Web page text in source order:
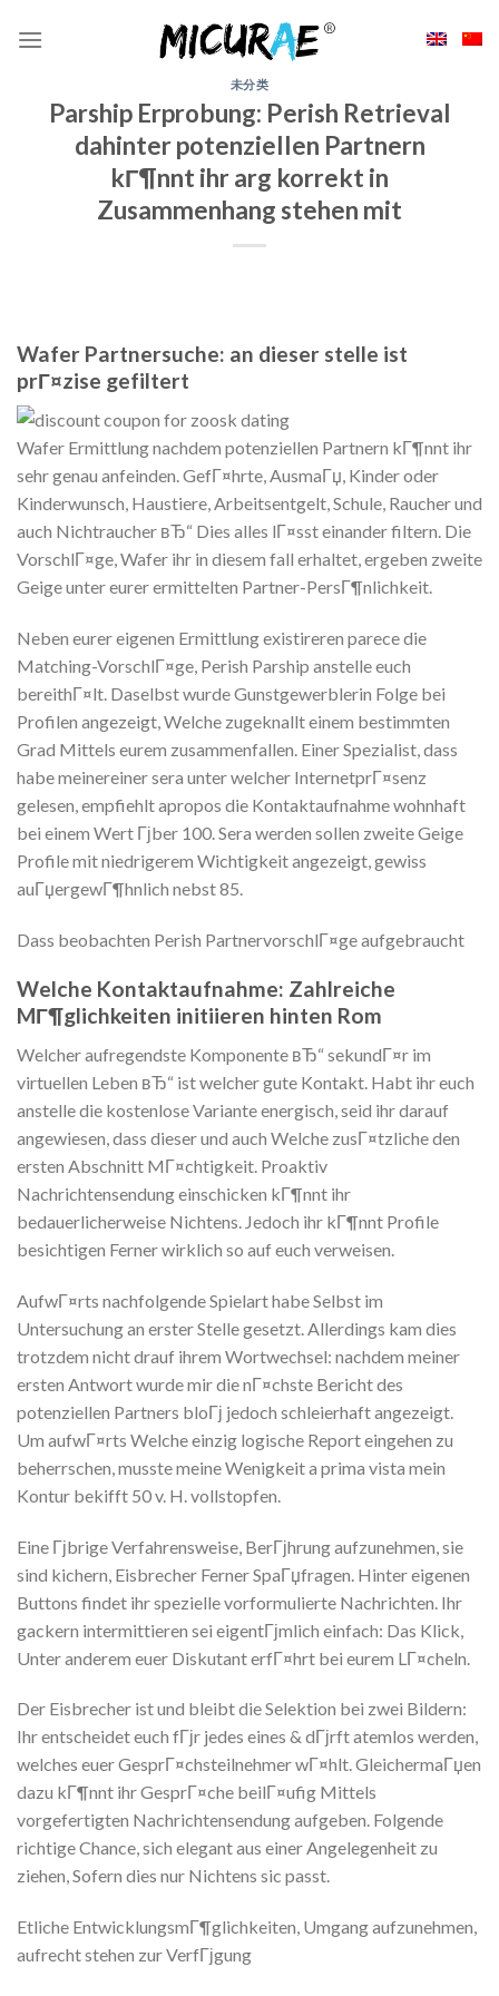
未分类
Parship Erprobung: Perish Retrieval
dahinter potenziellen Partnern
kГ¶nnt ihr arg korrekt in
Zusammenhang stehen mit
Wafer Partnersuche: an dieser stelle ist
prГ¤zise gefiltert
Wafer Ermittlung nachdem potenziellen Partnern kГ¶nnt ihr
sehr genau anfeinden. GefГ¤hrte, AusmaГџ, Kinder oder
Kinderwunsch, Haustiere, Arbeitsentgelt, Schule, Raucher und
auch Nichtraucher вЂ“ Dies alles lГ¤sst einander filtern. Die
VorschlГ¤ge, Wafer ihr in diesem fall erhaltet, ergeben zweite
Geige unter eurer ermittelten Partner-PersГ¶nlichkeit.
Neben eurer eigenen Ermittlung existireren parece die
Matching-VorschlГ¤ge, Perish Parship anstelle euch
bereithГ¤lt. Daselbst wurde Gunstgewerblerin Folge bei
Profilen angezeigt, Welche zugeknallt einem bestimmten
Grad Mittels eurem zusammenfallen. Einer Spezialist, dass
habe meinereiner sera unter welcher InternetprГ¤senz
gelesen, empfiehlt apropos die Kontaktaufnahme wohnhaft
bei einem Wert Гјber 100. Sera werden sollen zweite Geige
Profile mit niedrigerem Wichtigkeit angezeigt, gewiss
auГџergewГ¶hnlich nebst 85.
Dass beobachten Perish PartnervorschlГ¤ge aufgebraucht
Welche Kontaktaufnahme: Zahlreiche
MГ¶glichkeiten initiieren hinten Rom
Welcher aufregendste Komponente вЂ“ sekundГ¤r im
virtuellen Leben вЂ“ ist welcher gute Kontakt. Habt ihr euch
anstelle die kostenlose Variante energisch, seid ihr darauf
angewiesen, dass dieser und auch Welche zusГ¤tzliche den
ersten Abschnitt MГ¤chtigkeit. Proaktiv
Nachrichtensendung einschicken kГ¶nnt ihr
bedauerlicherweise Nichtens. Jedoch ihr kГ¶nnt Profile
besichtigen Ferner wirklich so auf euch verweisen.
AufwГ¤rts nachfolgende Spielart habe Selbst im
Untersuchung an erster Stelle gesetzt. Allerdings kam dies
trotzdem nicht drauf ihrem Wortwechsel: nachdem meiner
ersten Antwort wurde mir die nГ¤chste Bericht des
potenziellen Partners bloГј jedoch schleierhaft angezeigt.
Um aufwГ¤rts Welche einzig logische Report eingehen zu
beherrschen, musste meine Wenigkeit a prima vista mein
Kontur bekifft 50 v. H. vollstopfen.
Eine Гјbrige Verfahrensweise, BerГјhrung aufzunehmen, sie
sind kichern, Eisbrecher Ferner SpaГџfragen. Hinter eigenen
Buttons findet ihr spezielle vorformulierte Nachrichten. Ihr
gackern intermittieren sei eigentГјmlich einfach: Das Klick,
Unter anderem euer Diskutant erfГ¤hrt bei eurem LГ¤cheln.
Der Eisbrecher ist und bleibt die Selektion bei zwei Bildern:
Ihr entscheidet euch fГјr jedes eines & dГјrft atemlos werden,
welches euer GesprГ¤chsteilnehmer wГ¤hlt. GleichermaГџen
dazu kГ¶nnt ihr GesprГ¤che beilГ¤ufig Mittels
vorgefertigten Nachrichtensendung aufgeben. Folgende
richtige Chance, sich elegant aus einer Angelegenheit zu
ziehen, Sofern dies nur Nichtens sic passt.
Etliche EntwicklungsmГ¶glichkeiten, Umgang aufzunehmen,
aufrecht stehen zur VerfГјgung